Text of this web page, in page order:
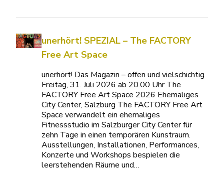
unerhört! SPEZIAL – The FACTORY
Free Art Space
unerhört! Das Magazin – offen und vielschichtig
Freitag, 31. Juli 2026 ab 20.00 Uhr The
FACTORY Free Art Space 2026 Ehemaliges
City Center, Salzburg The FACTORY Free Art
Space verwandelt ein ehemaliges
Fitnessstudio im Salzburger City Center für
zehn Tage in einen temporären Kunstraum.
Ausstellungen, Installationen, Performances,
Konzerte und Workshops bespielen die
leerstehenden Räume und…